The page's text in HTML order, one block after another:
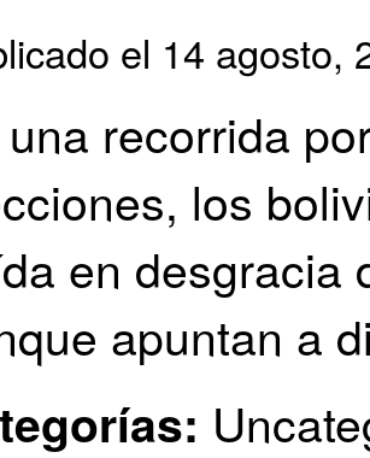
el 14 agosto,
recorrida
los
en desgracia
apuntan a